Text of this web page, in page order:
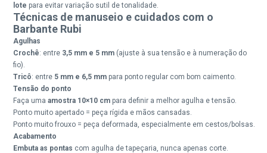
lote para evitar variação sutil de tonalidade.
Técnicas de manuseio e cuidados com o
Barbante Rubi
Agulhas
Crochê: entre 3,5 mm e 5 mm (ajuste à sua tensão e à numeração do
fio).
Tricô: entre 5 mm e 6,5 mm para ponto regular com bom caimento.
Tensão do ponto
Faça umaamostra 10×10 cm para definir a melhor agulha e tensão.
Ponto muito apertado = peça rígida e mãos cansadas.
Ponto muito frouxo = peça deformada, especialmente em cestos/bolsas.
Acabamento
Embuta as pontas com agulha de tapeçaria, nunca apenas corte.